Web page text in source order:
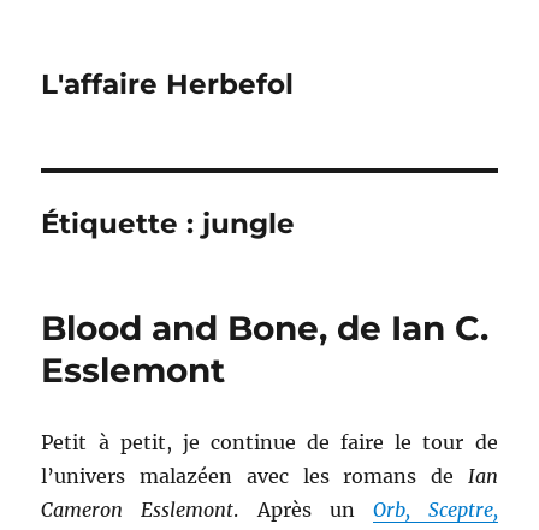
L'affaire Herbefol
Étiquette : jungle
Blood and Bone, de Ian C.
Esslemont
Petit à petit, je continue de faire le tour de
l’univers malazéen avec les romans de Ian
Cameron Esslemont. Après un Orb, Sceptre,